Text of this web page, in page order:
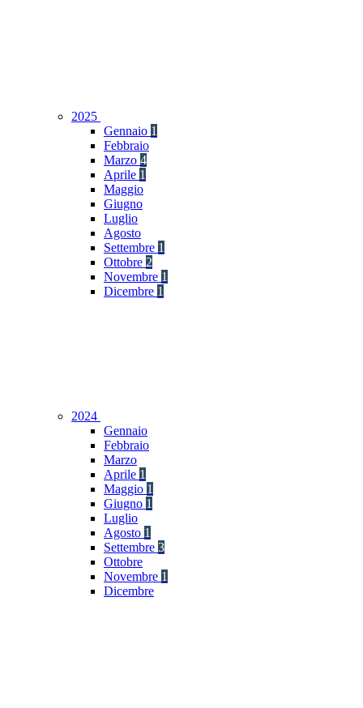
2025
Gennaio 1
Febbraio
Marzo 4
Aprile 1
Maggio
Giugno
Luglio
Agosto
Settembre 1
Ottobre 2
Novembre 1
Dicembre 1
2024
Gennaio
Febbraio
Marzo
Aprile 1
Maggio 1
Giugno 1
Luglio
Agosto 1
Settembre 3
Ottobre
Novembre 1
Dicembre